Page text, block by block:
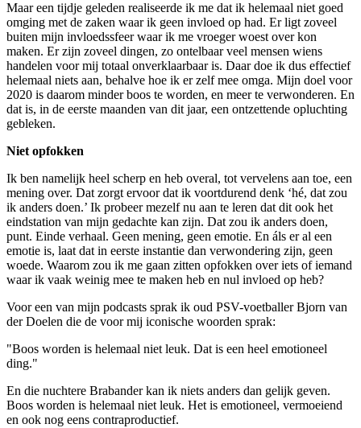
Maar een tijdje geleden realiseerde ik me dat ik helemaal niet goed
omging met de zaken waar ik geen invloed op had. Er ligt zoveel
buiten mijn invloedssfeer waar ik me vroeger woest over kon
maken. Er zijn zoveel dingen, zo ontelbaar veel mensen wiens
handelen voor mij totaal onverklaarbaar is. Daar doe ik dus effectief
helemaal niets aan, behalve hoe ik er zelf mee omga. Mijn doel voor
2020 is daarom minder boos te worden, en meer te verwonderen. En
dat is, in de eerste maanden van dit jaar, een ontzettende opluchting
gebleken.
Niet opfokken
Ik ben namelijk heel scherp en heb overal, tot vervelens aan toe, een
mening over. Dat zorgt ervoor dat ik voortdurend denk ‘hé, dat zou
ik anders doen.’ Ik probeer mezelf nu aan te leren dat dit ook het
eindstation van mijn gedachte kan zijn. Dat zou ik anders doen,
punt. Einde verhaal. Geen mening, geen emotie. En áls er al een
emotie is, laat dat in eerste instantie dan verwondering zijn, geen
woede. Waarom zou ik me gaan zitten opfokken over iets of iemand
waar ik vaak weinig mee te maken heb en nul invloed op heb?
Voor een van mijn podcasts sprak ik oud PSV-voetballer Bjorn van
der Doelen die de voor mij iconische woorden sprak:
"Boos worden is helemaal niet leuk. Dat is een heel emotioneel
ding."
En die nuchtere Brabander kan ik niets anders dan gelijk geven.
Boos worden is helemaal niet leuk. Het is emotioneel, vermoeiend
en ook nog eens contraproductief.